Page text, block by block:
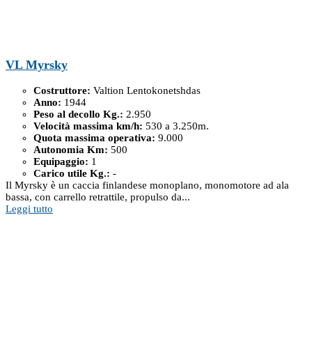
VL Myrsky
Costruttore: Valtion Lentokonetshdas
Anno: 1944
Peso al decollo Kg.: 2.950
Velocità massima km/h: 530 a 3.250m.
Quota massima operativa: 9.000
Autonomia Km: 500
Equipaggio: 1
Carico utile Kg.: -
Il Myrsky è un caccia finlandese monoplano, monomotore ad ala
bassa, con carrello retrattile, propulso da...
Leggi tutto